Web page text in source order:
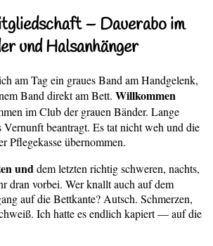
– Dauerabo im
und Halsanhänger
am Tag ein graues Band am Handgelenk,
Band direkt am Bett. Willkommen
im Club der grauen Bänder. Lange
Vernunft beantragt. Es tat nicht weh und die
Pflegekasse übernommen.
unddem letzten richtig schweren, nachts,
dran vorbei. Wer knallt auch auf dem
auf die Bettkante? Autsch. Schmerzen,
Ich hatte es endlich kapiert — auf die